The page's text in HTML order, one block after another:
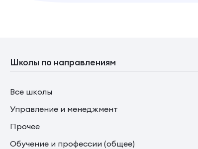
Школы по направлениям
Все школы
Управление и менеджмент
Прочее
Обучение и профессии (общее)